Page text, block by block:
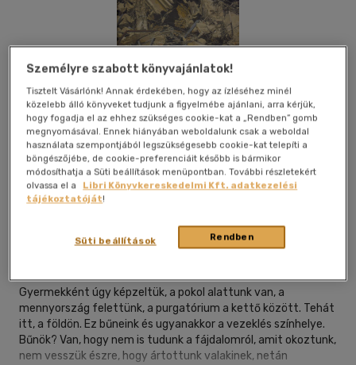
Kívánságlistához adom Megosztom
L' Harmattan Kft.|2021|magyar nyelvű|keménytábla,
Gyermekként úgy képzeltük, a pokol alattunk van, a
mennyország felettünk, a purgatórium a kettő között. Tehát
itt, a földön. Ez bűneink és ugyanakkor a vezeklés színhelye.
Bűnök? Van, hogy nem is tudunk a fájdalomról, amit okoztunk,
nem vesszük észre, hogy ártottunk valakinek, netán
Személyre szabott könyvajánlatok!
Tisztelt Vásárlónk! Annak érdekében, hogy az ízléséhez minél
közelebb álló könyveket tudjunk a figyelmébe ajánlani, arra kérjük,
hogy fogadja el az ehhez szükséges cookie-kat a „Rendben” gomb
megnyomásával. Ennek hiányában weboldalunk csak a weboldal
használata szempontjából legszükségesebb cookie-kat telepíti a
böngészőjébe, de cookie-preferenciáit később is bármikor
módosíthatja a Süti beállítások menüpontban. További részletekért
olvassa el a
Libri Könyvkereskedelmi Kft. adatkezelési
tájékoztatóját!
Rendben
Süti beállítások